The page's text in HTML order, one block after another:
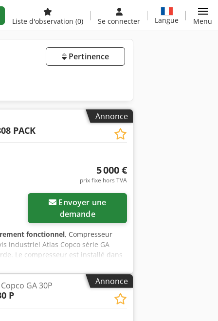
Liste d'observation (0) Se connecter Langue Menu
Pertinence
Annonce
PACK
5 000 €
prix fixe hors TVA
demande
fonctionnel, Compresseur
industriel Atlas Copco série GA
Le compresseur est installé dans
facile pour l’inspection et la
industrielle Atlas Copco,
Marque : Atlas Copco Type :
400 V Intensité : 157 A Vitesse
(7,5 m³/min) Année de fabrication
et composants auxiliaires Enceinte
Annonce
GA 30P
P